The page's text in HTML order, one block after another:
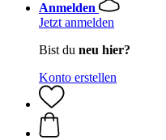
Anmelden
Jetzt anmelden
Bist du neu hier?
Konto erstellen